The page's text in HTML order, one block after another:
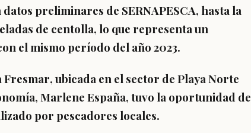
preliminares de SERNAPESCA, hasta la
de centolla, lo que representa un
el mismo período del año 2023.
Fresmar, ubicada en el sector de Playa Norte
, Marlene España, tuvo la oportunidad de
por pescadores locales.